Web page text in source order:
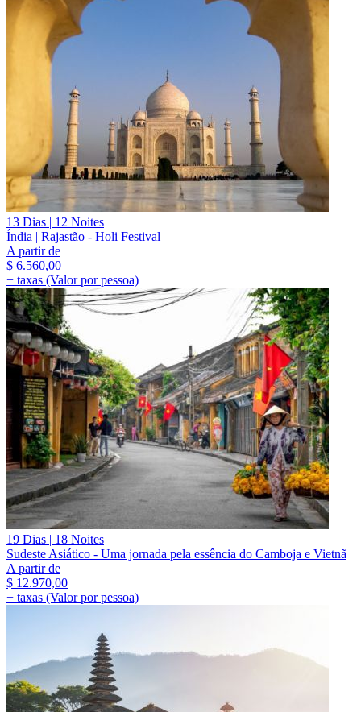
13 Dias | 12 Noites
Índia | Rajastão - Holi Festival
A partir de
$ 6.560,00
+ taxas (Valor por pessoa)
19 Dias | 18 Noites
Sudeste Asiático - Uma jornada pela essência do Camboja e Vietnã
A partir de
$ 12.970,00
+ taxas (Valor por pessoa)